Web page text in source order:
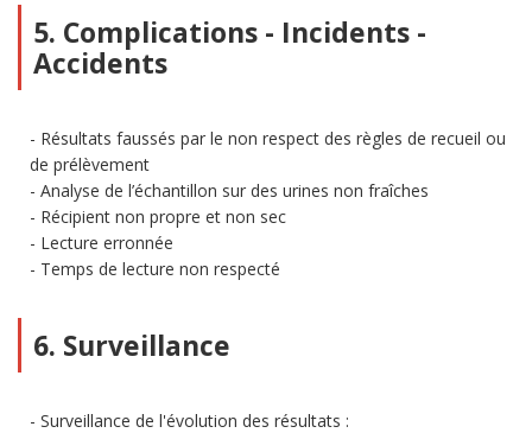
5. Complications - Incidents -
Accidents
Résultats faussés par le non respect des règles de recueil ou
de prélèvement
Analyse de l’échantillon sur des urines non fraîches
Récipient non propre et non sec
Lecture erronnée
Temps de lecture non respecté
6. Surveillance
Surveillance de l'évolution des résultats :